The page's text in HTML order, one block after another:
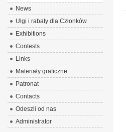
News
Ulgi i rabaty dla Członków
Exhibitions
Contests
Links
Materiały graficzne
Patronat
Contacts
Odeszli od nas
Administrator